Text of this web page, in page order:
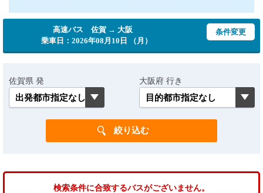
高速バス 佐賀 → 大阪
乗車日：2026年08月10日 （月）
条件変更
佐賀県 発 大阪府 行き
検索条件に合致するバスがございません。